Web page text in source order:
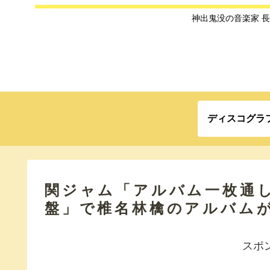
神出鬼没の音楽家
ディスコグラ
関ジャム「アルバム一枚通
盤」で椎名林檎のアルバム
スポ